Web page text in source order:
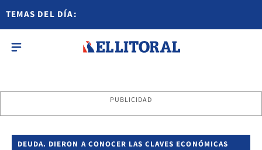
TEMAS DEL DÍA:
PUBLICIDAD
DEUDA. DIERON A CONOCER LAS CLAVES ECONÓMICAS